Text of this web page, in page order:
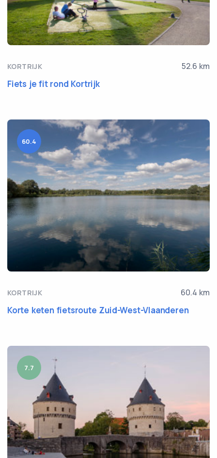
KORTRIJK 52.6 km
Fiets je fit rond Kortrijk
60.4
KORTRIJK 60.4 km
Korte keten fietsroute Zuid-West-Vlaanderen
7.7